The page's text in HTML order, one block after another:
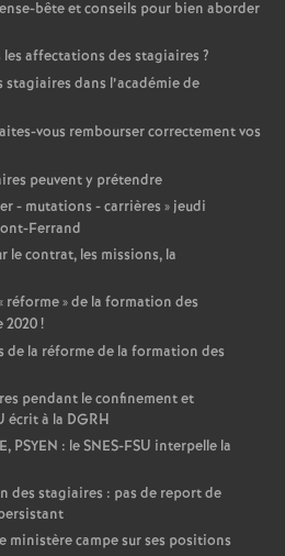
bête et conseils pour bien aborder
les affectations des stagiaires ?
dans l’académie de
vous rembourser correctement vos
peuvent y prétendre
- mutations - carrières » jeudi
Ferrand
le contrat, les missions, la
réforme» de la formation des
2020!
de la réforme de la formation des
pendant le confinement et
écrit à la DGRH
PSYEN : le SNES-FSU interpelle la
des stagiaires : pas de report de
ministère campe sur ses positions